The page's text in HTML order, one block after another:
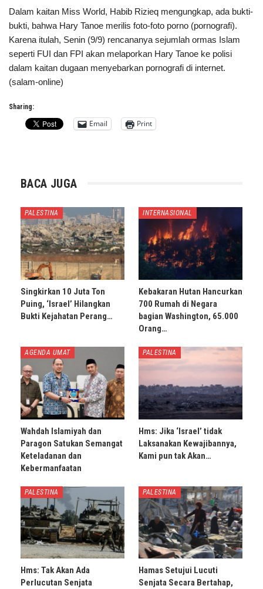
Dalam kaitan Miss World, Habib Rizieq mengungkap, ada bukti-
bukti, bahwa Hary Tanoe merilis foto-foto porno (pornografi).
Karena itulah, Senin (9/9) rencananya sejumlah ormas Islam
seperti FUI dan FPI akan melaporkan Hary Tanoe ke polisi
dalam kaitan dugaan menyebarkan pornografi di internet.
(salam-online)
Sharing:
Email Print
BACA JUGA
PALESTINA
Singkirkan 10 Juta Ton
Puing, ‘Israel’ Hilangkan
Bukti Kejahatan Perang…
INTERNASIONAL
Kebakaran Hutan Hancurkan
700 Rumah di Negara
bagian Washington, 65.000
Orang…
AGENDA UMAT
Wahdah Islamiyah dan
Paragon Satukan Semangat
Keteladanan dan
Kebermanfaatan
PALESTINA
Hms: Jika ‘Israel’ tidak
Laksanakan Kewajibannya,
Kami pun tak Akan…
PALESTINA
Hms: Tak Akan Ada
Perlucutan Senjata
PALESTINA
Hamas Setujui Lucuti
Senjata Secara Bertahap,